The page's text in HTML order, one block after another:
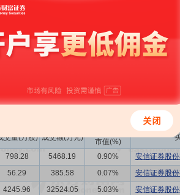
“规划、管理、核算、申报、调配、开发、
公司控股子公司悦达生物质公司是一家专注
产10万吨的生物质颗粒项目，预计总投资
质燃料和氢基能源产业链。
锂正极材料，作为磷酸铁锂升级方案的磷酸
学购买的全球磷酸锰铁锂核心专利，创始
能农装公司主要从事智能农业装备、拖拉
拖拉机品种最全、谱系最宽的企业之一。
和地区。 （二）悦达纺织 公司全资子公司
，经过20多年的发展，已形成年产4.2万吨
整家纺产业链。 （三）悦达专用车 公司全
买入合
计(万)
1625.34 5829.79
有价格涨跌
4249.28 246.56
有价格涨跌
有价格涨跌
交量(万股) 成交额(万元)
市值(%)
798.28 5468.19 0.90% 安信证券股
56.29 385.58 0.07% 安信证券股
4245.96 32524.05 5.03% 安信证券股